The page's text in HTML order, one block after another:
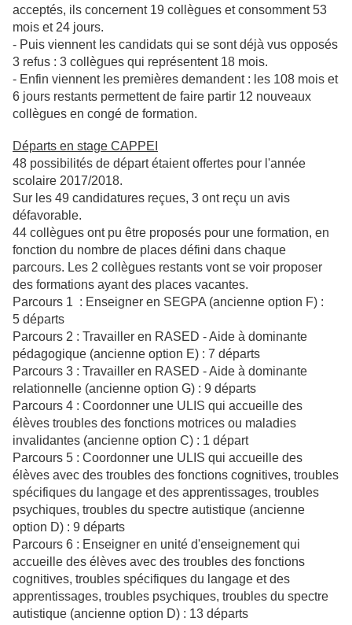
acceptés, ils concernent 19 collègues et consomment 53
mois et 24 jours.
- Puis viennent les candidats qui se sont déjà vus opposés
3 refus : 3 collègues qui représentent 18 mois.
- Enfin viennent les premières demandent : les 108 mois et
6 jours restants permettent de faire partir 12 nouveaux
collègues en congé de formation.
Départs en stage CAPPEI
48 possibilités de départ étaient offertes pour l'année
scolaire 2017/2018.
Sur les 49 candidatures reçues, 3 ont reçu un avis
défavorable.
44 collègues ont pu être proposés pour une formation, en
fonction du nombre de places défini dans chaque
parcours. Les 2 collègues restants vont se voir proposer
des formations ayant des places vacantes.
Parcours 1 : Enseigner en SEGPA (ancienne option F) :
5 départs
Parcours 2 : Travailler en RASED - Aide à dominante
pédagogique (ancienne option E) : 7 départs
Parcours 3 : Travailler en RASED - Aide à dominante
relationnelle (ancienne option G) : 9 départs
Parcours 4 : Coordonner une ULIS qui accueille des
élèves troubles des fonctions motrices ou maladies
invalidantes (ancienne option C) : 1 départ
Parcours 5 : Coordonner une ULIS qui accueille des
élèves avec des troubles des fonctions cognitives, troubles
spécifiques du langage et des apprentissages, troubles
psychiques, troubles du spectre autistique (ancienne
option D) : 9 départs
Parcours 6 : Enseigner en unité d'enseignement qui
accueille des élèves avec des troubles des fonctions
cognitives, troubles spécifiques du langage et des
apprentissages, troubles psychiques, troubles du spectre
autistique (ancienne option D) : 13 départs